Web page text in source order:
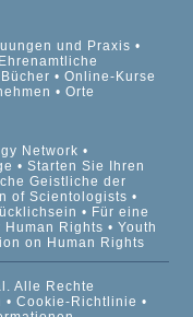
und Praxis
Ehrenamtliche
Bücher
Online-Kurse
Orte
Network
Starten Sie Ihren
Geistliche der
of Scientologists
Für eine
Human Rights
Youth
on Human Rights
Alle Rechte
•Cookie-Richtlinie •